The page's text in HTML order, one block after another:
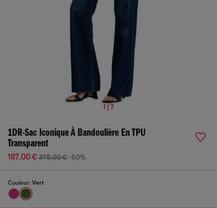
1 | 7
1DR-Sac Iconique À Bandoulière En TPU
Transparent
187,00 € 375,00 € -50%
Couleur: Vert